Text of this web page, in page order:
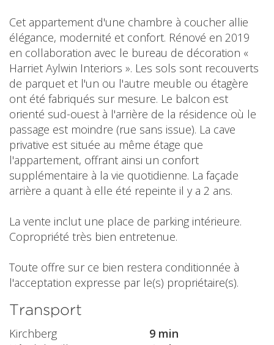
Cet appartement d'une chambre à coucher allie
élégance, modernité et confort. Rénové en 2019
en collaboration avec le bureau de décoration «
Harriet Aylwin Interiors ». Les sols sont recouverts
de parquet et l'un ou l'autre meuble ou étagère
ont été fabriqués sur mesure. Le balcon est
orienté sud-ouest à l'arrière de la résidence où le
passage est moindre (rue sans issue). La cave
privative est située au même étage que
l'appartement, offrant ainsi un confort
supplémentaire à la vie quotidienne. La façade
arrière a quant à elle été repeinte il y a 2 ans.
La vente inclut une place de parking intérieure.
Copropriété très bien entretenue.
Toute offre sur ce bien restera conditionnée à
l'acceptation expresse par le(s) propriétaire(s).
Transport
Kirchberg
9 min